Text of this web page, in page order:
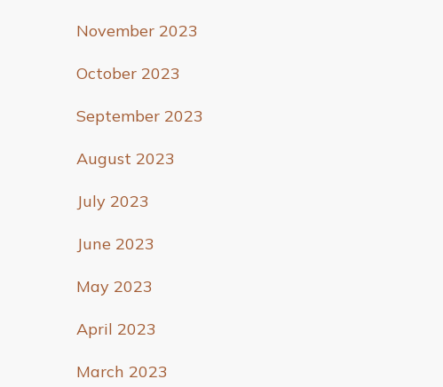
November 2023
October 2023
September 2023
August 2023
July 2023
June 2023
May 2023
April 2023
March 2023